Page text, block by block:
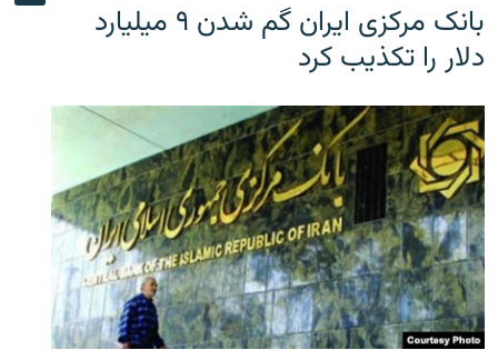
بانک مرکزی ایران گم شدن ۹ میلیارد
دلار را تکذیب کرد